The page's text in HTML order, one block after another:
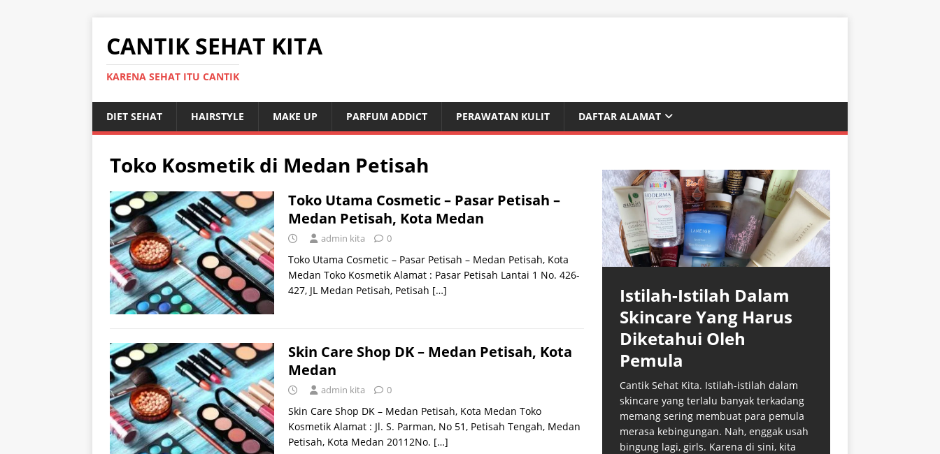
CANTIK SEHAT KITA
KARENA SEHAT ITU CANTIK
DIET SEHAT HAIRSTYLE MAKE UP PARFUM ADDICT PERAWATAN KULIT DAFTAR ALAMAT
Toko Kosmetik di Medan Petisah
Toko Utama Cosmetic – Pasar Petisah –
Medan Petisah, Kota Medan
admin kita 0
Toko Utama Cosmetic – Pasar Petisah – Medan Petisah, Kota
Medan Toko Kosmetik Alamat : Pasar Petisah Lantai 1 No. 426-
427, JL Medan Petisah, Petisah […]
Skin Care Shop DK – Medan Petisah, Kota
Medan
admin kita 0
Skin Care Shop DK – Medan Petisah, Kota Medan Toko
Kosmetik Alamat : Jl. S. Parman, No 51, Petisah Tengah, Medan
Petisah, Kota Medan 20112No. […]
Istilah-Istilah Dalam
Skincare Yang Harus
Diketahui Oleh
Pemula
Cantik Sehat Kita. Istilah-istilah dalam
skincare yang terlalu banyak terkadang
memang sering membuat para pemula
merasa kebingungan. Nah, enggak usah
bingung lagi, girls. Karena di sini, kita